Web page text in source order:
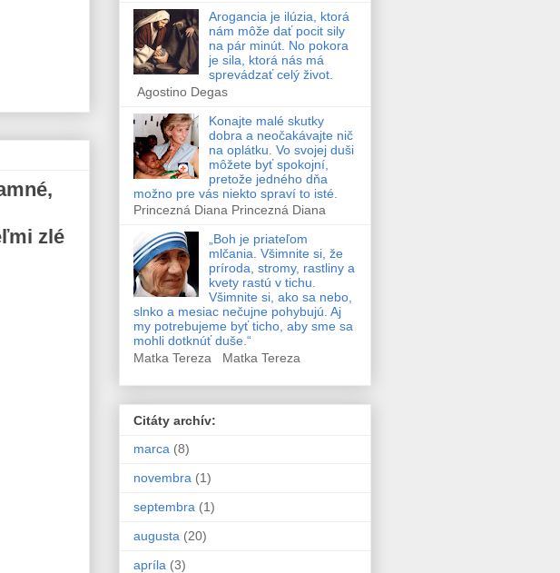
zlé
Arogancia je ilúzia, ktorá
nám môže dať pocit sily
na pár minút. No pokora
je sila, ktorá nás má
sprevádzať celý život.
Agostino Degas
Konajte malé skutky
dobra a neočakávajte nič
na oplátku. Vo svojej duši
môžete byť spokojní,
pretože jedného dňa
možno pre vás niekto spraví to isté.
Princezná Diana Princezná Diana
„Boh je priateľom
mlčania. Všimnite si, že
príroda, stromy, rastliny a
kvety rastú v tichu.
Všimnite si, ako sa nebo,
slnko a mesiac nečujne pohybujú. Aj
my potrebujeme byť ticho, aby sme sa
mohli dotknúť duše.“
Matka Tereza Matka Tereza
Citáty archív:
marca (8)
novembra (1)
septembra (1)
augusta (20)
apríla (3)